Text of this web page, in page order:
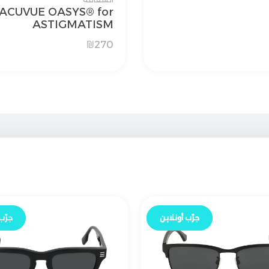
OASYS® for
ASTIGMATISM
₪270
جرّب أونلاين
جرّب أونلاين